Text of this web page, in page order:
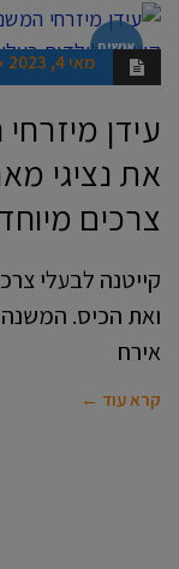
אנשים
מאי 4, 2023
עידן
את נציגי
צרכים
קייטנה לבעלי
ואת הכיס. המשנה
אירח
קרא עוד ←